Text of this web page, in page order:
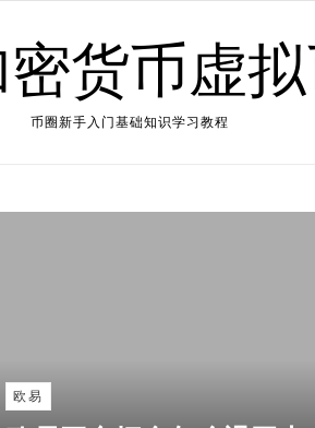
货币虚
币圈新手入门基础知识学习教程
欧易